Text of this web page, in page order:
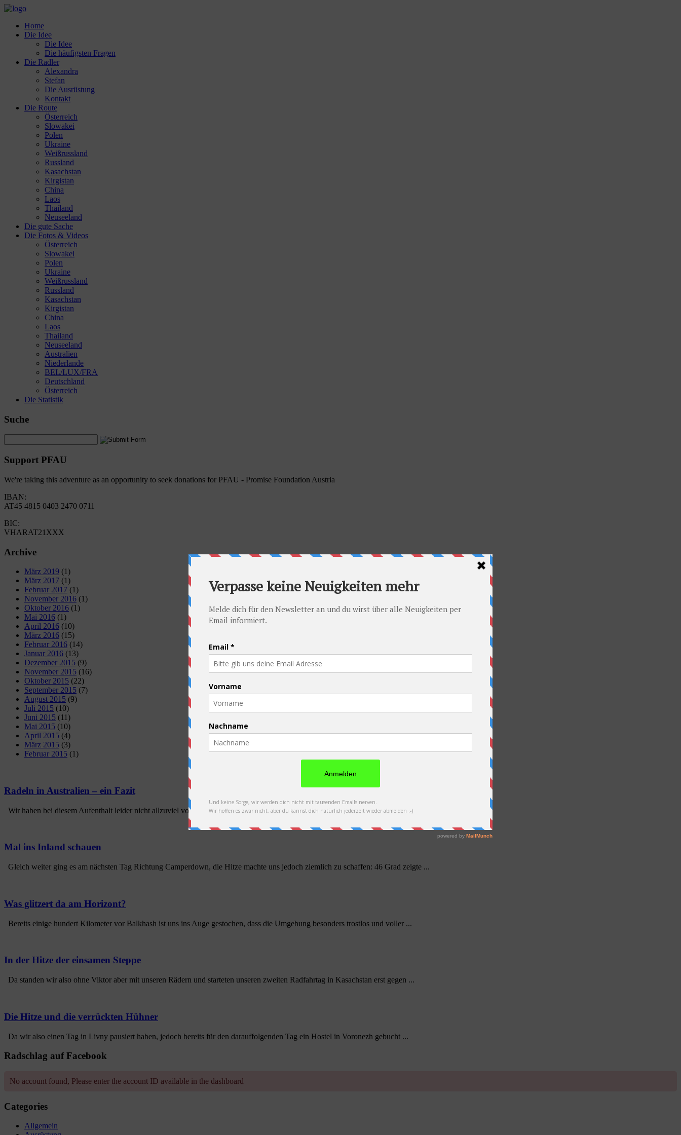
Home
Die Idee
Die Idee
Die häufigsten Fragen
Die Radler
Alexandra
Stefan
Die Ausrüstung
Kontakt
Die Route
Österreich
Slowakei
Polen
Ukraine
Weißrussland
Russland
Kasachstan
Kirgistan
China
Laos
Thailand
Neuseeland
Die gute Sache
Die Fotos & Videos
Österreich
Slowakei
Polen
Ukraine
Weißrussland
Russland
Kasachstan
Kirgistan
China
Laos
Thailand
Neuseeland
Australien
Niederlande
BEL/LUX/FRA
Deutschland
Österreich
Die Statistik
Suche
Support PFAU
We're taking this adventure as an opportunity to seek donations for PFAU - Promise Foundation Austria
IBAN:
AT45 4815 0403 2470 0711
BIC:
VHARAT21XXX
Archive
März 2019 (1)
März 2017 (1)
Februar 2017 (1)
November 2016 (1)
Oktober 2016 (1)
Mai 2016 (1)
April 2016 (10)
März 2016 (15)
Februar 2016 (14)
Januar 2016 (13)
Dezember 2015 (9)
November 2015 (16)
Oktober 2015 (22)
September 2015 (7)
August 2015 (9)
Juli 2015 (10)
Juni 2015 (11)
Mai 2015 (10)
April 2015 (4)
März 2015 (3)
Februar 2015 (1)
Radeln in Australien – ein Fazit
Wir haben bei diesem Aufenthalt leider nicht allzuviel von Australien sehen können, lediglich einen Teil vom Bundesstaat ...
Mal ins Inland schauen
Gleich weiter ging es am nächsten Tag Richtung Camperdown, die Hitze machte uns jedoch ziemlich zu schaffen: 46 Grad zeigte ...
Was glitzert da am Horizont?
Bereits einige hundert Kilometer vor Balkhash ist uns ins Auge gestochen, dass die Umgebung besonders trostlos und voller ...
In der Hitze der einsamen Steppe
Da standen wir also ohne Viktor aber mit unseren Rädern und starteten unseren zweiten Radfahrtag in Kasachstan erst gegen ...
Die Hitze und die verrückten Hühner
Da wir also einen Tag in Livny pausiert haben, jedoch bereits für den darauffolgenden Tag ein Hostel in Voronezh gebucht ...
Radschlag auf Facebook
No account found, Please enter the account ID available in the dashboard
Categories
Allgemein